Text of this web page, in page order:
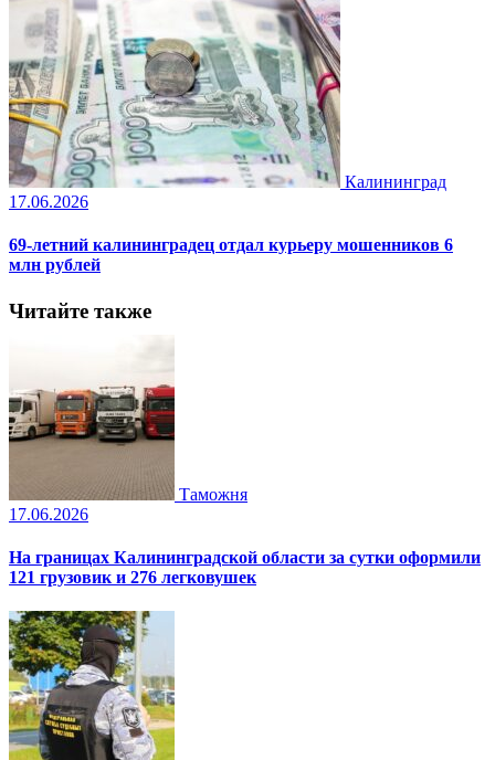
Калининград
17.06.2026
69-летний калининградец отдал курьеру мошенников 6
млн рублей
Читайте также
Таможня
17.06.2026
На границах Калининградской области за сутки оформили
121 грузовик и 276 легковушек